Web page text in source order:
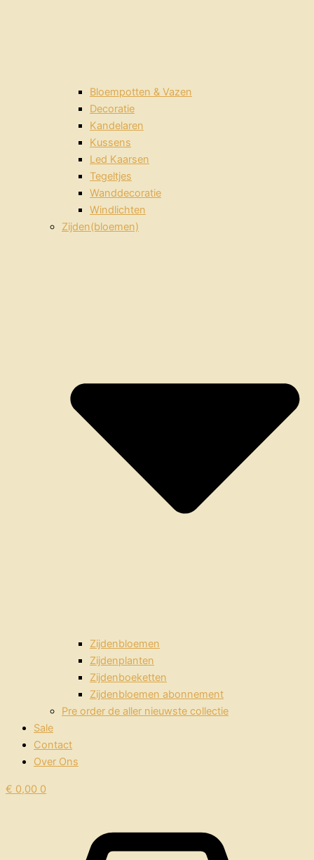
Bloempotten & Vazen
Decoratie
Kandelaren
Kussens
Led Kaarsen
Tegeltjes
Wanddecoratie
Windlichten
Zijden(bloemen)
Zijdenbloemen
Zijdenplanten
Zijdenboeketten
Zijdenbloemen abonnement
Pre order de aller nieuwste collectie
Sale
Contact
Over Ons
€ 0,00 0